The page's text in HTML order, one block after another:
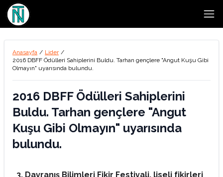
Anasayfa / Lider /
2016 DBFF Ödülleri Sahiplerini Buldu. Tarhan gençlere "Angut Kuşu Gibi
Olmayın" uyarısında bulundu.
2016 DBFF Ödülleri Sahiplerini
Buldu. Tarhan gençlere "Angut
Kuşu Gibi Olmayın" uyarısında
bulundu.
3. Davranış Bilimleri Fikir Festivali, liseli fikirleri